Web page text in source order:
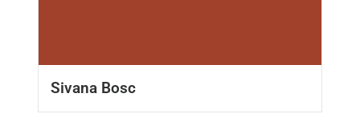
Sivana Bosc